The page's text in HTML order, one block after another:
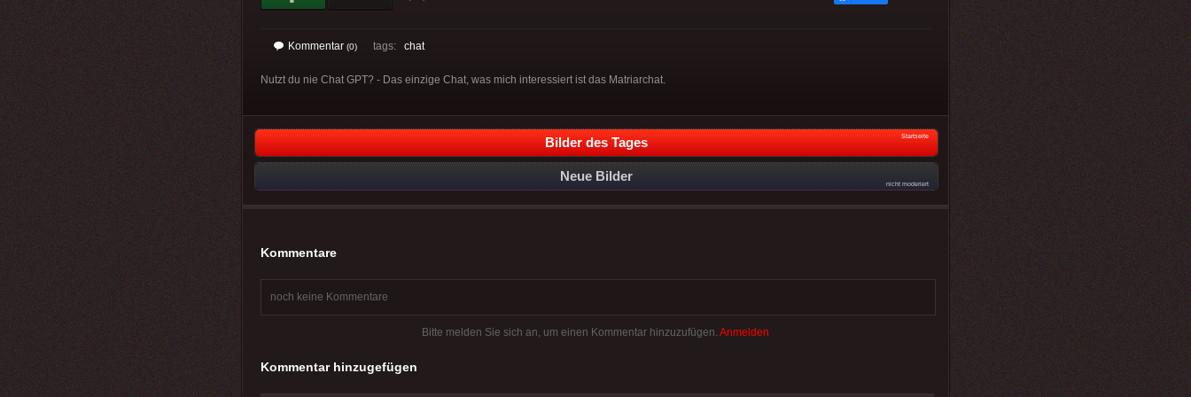
Kommentar (0) tags: chat
Nutzt du nie Chat GPT? - Das einzige Chat, was mich interessiert ist das Matriarchat.
Bilder des Tages Startseite
Neue Bilder
nicht moderiert
Kommentare
noch keine Kommentare
Bitte melden Sie sich an, um einen Kommentar hinzuzufügen. Anmelden
Kommentar hinzugefügen